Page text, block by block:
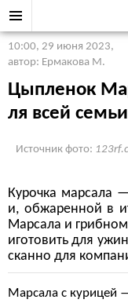
10:00, 29 июня 2023,
автор: Ермакова М.
Цыпленок
ля всей семьи
Источник фото:
Курочка марсала
и, обжаренной в
Марсала и грибном
иготовить для
сканно для
Марсала с курицей